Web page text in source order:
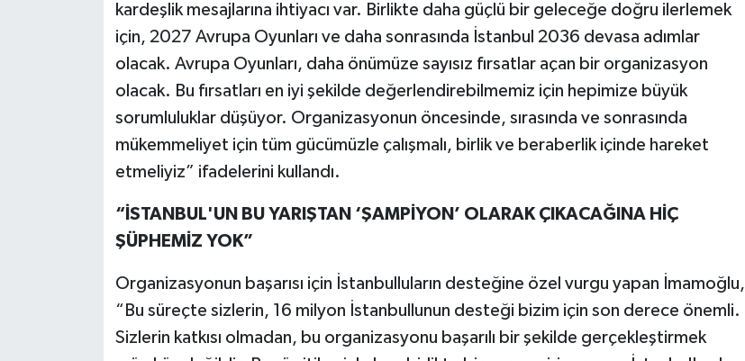
kardeşlik mesajlarına ihtiyacı var. Birlikte daha güçlü bir geleceğe doğru ilerlemek
için, 2027 Avrupa Oyunları ve daha sonrasında İstanbul 2036 devasa adımlar
olacak. Avrupa Oyunları, daha önümüze sayısız fırsatlar açan bir organizasyon
olacak. Bu fırsatları en iyi şekilde değerlendirebilmemiz için hepimize büyük
sorumluluklar düşüyor. Organizasyonun öncesinde, sırasında ve sonrasında
mükemmeliyet için tüm gücümüzle çalışmalı, birlik ve beraberlik içinde hareket
etmeliyiz” ifadelerini kullandı.
“İSTANBUL'UN BU YARIŞTAN ‘ŞAMPİYON’ OLARAK ÇIKACAĞINA HİÇ
ŞÜPHEMİZ YOK”
Organizasyonun başarısı için İstanbulluların desteğine özel vurgu yapan İmamoğlu,
“Bu süreçte sizlerin, 16 milyon İstanbullunun desteği bizim için son derece önemli.
Sizlerin katkısı olmadan, bu organizasyonu başarılı bir şekilde gerçekleştirmek